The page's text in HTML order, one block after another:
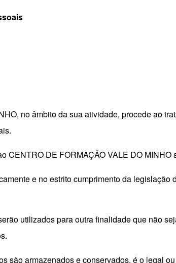
no âmbito da sua atividade, procede ao
CENTRO DE FORMAÇÃO VALE DO
e no estrito cumprimento da
utilizados para outra finalidade que não
são armazenados e conservados, é o legal